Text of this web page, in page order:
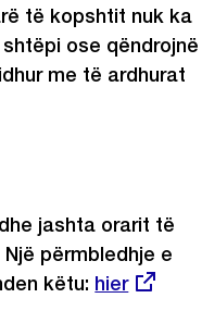
të kopshtit nuk ka
ose qëndrojnë
me të ardhurat
jashta orarit të
përmbledhje e
këtu: Externer
hier